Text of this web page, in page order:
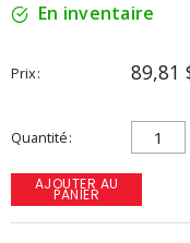
En inventaire
Prix 89,81
Quantité
AJOUTER AU
PANIER